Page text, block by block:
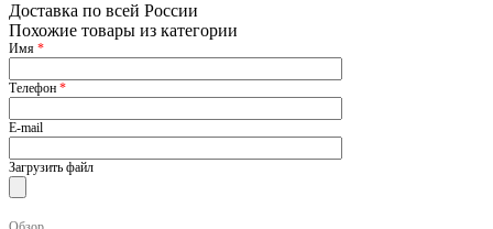
Доставка по всей России
Похожие товары из категории
Имя *
Телефон *
E-mail
Загрузить файл